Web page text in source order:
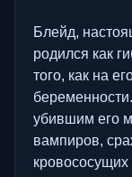
Блейд,
родился как
того, как на
убившим его
вампиров,
кровососущих